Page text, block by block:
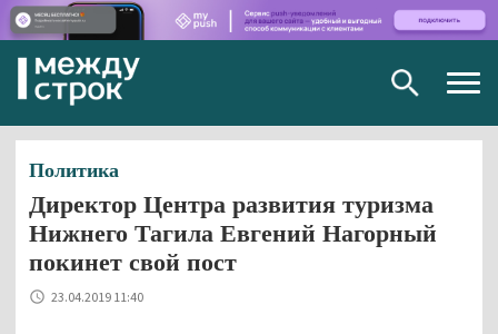
Политика
Директор Центра развития туризма
Нижнего Тагила Евгений Нагорный
покинет свой пост
23.04.2019 11:40